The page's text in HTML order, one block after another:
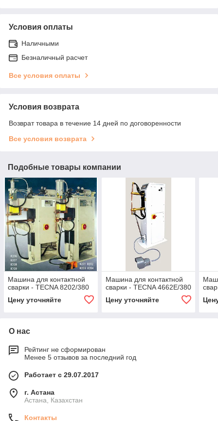
Условия оплаты
Наличными
Безналичный расчет
Все условия оплаты
Условия возврата
Возврат товара в течение 14 дней по договоренности
Все условия возврата
Подобные товары компании
Машина для контактной
сварки - TECNA 8202/380
Цену уточняйте
Машина для контактной
сварки - TECNA 4662E/380
Цену уточняйте
О нас
Рейтинг не сформирован
Менее 5 отзывов за последний год
Работает с 29.07.2017
г. Астана
Астана, Казахстан
Контакты